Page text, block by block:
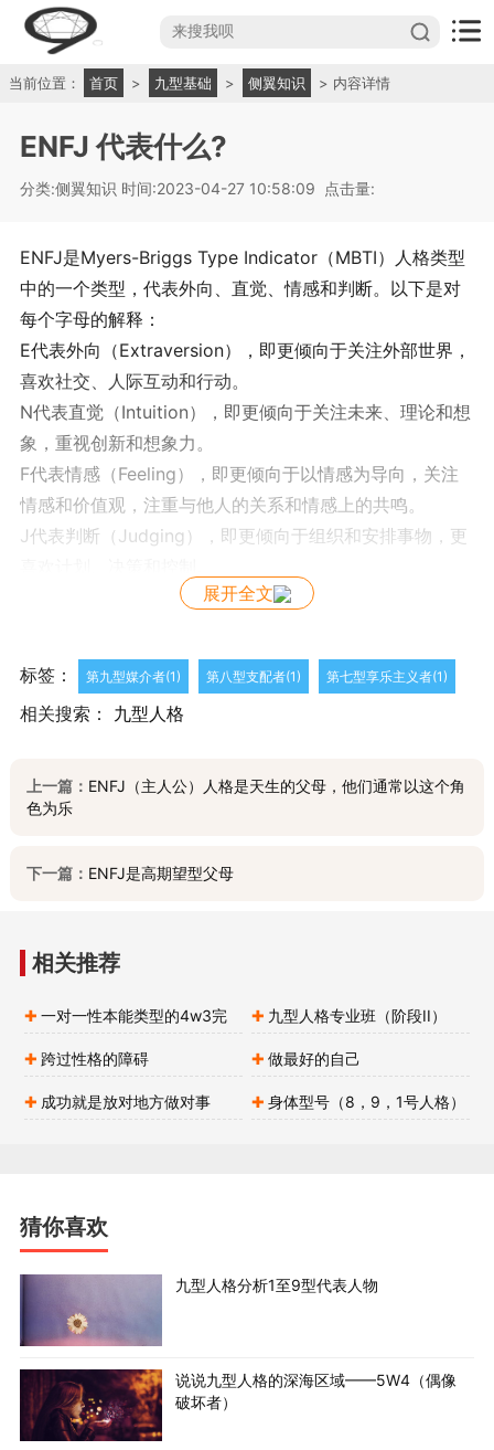
当前位置： 首页 > 九型基础 > 侧翼知识 > 内容详情
ENFJ 代表什么?
分类:侧翼知识 时间:2023-04-27 10:58:09 点击量:
ENFJ是Myers-Briggs Type Indicator（MBTI）人格类型
中的一个类型，代表外向、直觉、情感和判断。以下是对
每个字母的解释：
E代表外向（Extraversion），即更倾向于关注外部世界，
喜欢社交、人际互动和行动。
N代表直觉（Intuition），即更倾向于关注未来、理论和想
象，重视创新和想象力。
F代表情感（Feeling），即更倾向于以情感为导向，关注
情感和价值观，注重与他人的关系和情感上的共鸣。
J代表判断（Judging），即更倾向于组织和安排事物，更
ENFJ类型的人通常是热情、有同情心、善于沟通和协作的
人的需要，并且善于通过情感的方式来影响他人。他们重
视人际关系，善于处理人际关系问题，并喜欢扮演调停者
的角色。他们喜欢协作和工作，以实现他们的目标和愿
展开全文
标签： 第九型媒介者(1) 第八型支配者(1) 第七型享乐主义者(1)
相关搜索： 九型人格
上一篇： ENFJ（主人公）人格是天生的父母，他们通常以这个角
色为乐
下一篇： ENFJ是高期望型父母
相关推荐
一对一性本能类型的4w3完
美情人——绽放真实的自己，别
让自己的人生错位
九型人格专业班（阶段II）
——分支类型：副型与侧翼课程
精华汇总
跨过性格的障碍 做最好的自己
成功就是放对地方做对事 身体型号（8，9，1号人格）
猜你喜欢
九型人格分析1至9型代表人物
说说九型人格的深海区域——5W4（偶像
破坏者）